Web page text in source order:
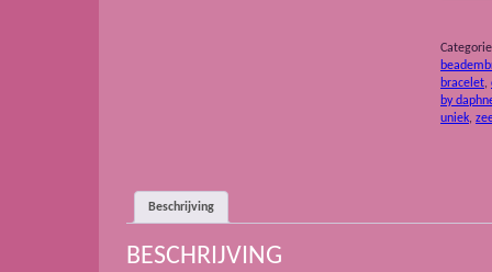
bracelet,
by
uniek,
Beschrijving
BESCHRIJVING